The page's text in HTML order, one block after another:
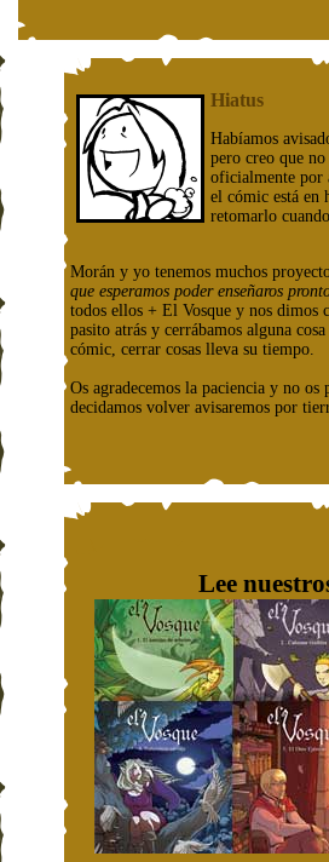
Hiatus
Habíamos
pero creo que
oficialmente por
el cómic está en
retomarlo
Morán y yo tenemos muchos
que esperamos poder enseñaros
todos ellos + El Vosque y nos dimos
pasito atrás y cerrábamos alguna
cómic, cerrar cosas lleva su tiempo.
Os agradecemos la paciencia y no os
decidamos volver avisaremos por
Lee